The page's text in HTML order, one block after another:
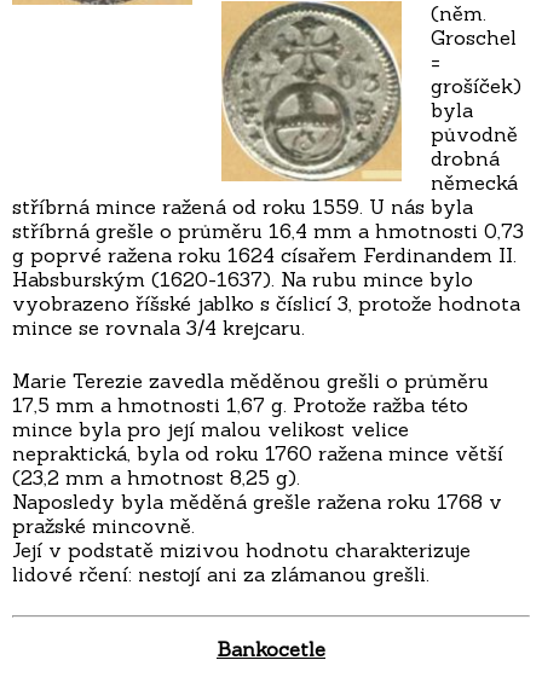
(něm.
Groschel
=
grošíček)
byla
původně
drobná
německá
stříbrná mince ražená od roku 1559. U nás byla
stříbrná grešle o průměru 16,4 mm a hmotnosti 0,73
g poprvé ražena roku 1624 císařem Ferdinandem II.
Habsburským (1620-1637). Na rubu mince bylo
vyobrazeno říšské jablko s číslicí 3, protože hodnota
mince se rovnala 3/4 krejcaru.
Marie Terezie zavedla měděnou grešli o průměru
17,5 mm a hmotnosti 1,67 g. Protože ražba této
mince byla pro její malou velikost velice
nepraktická, byla od roku 1760 ražena mince větší
(23,2 mm a hmotnost 8,25 g).
Naposledy byla měděná grešle ražena roku 1768 v
pražské mincovně.
Její v podstatě mizivou hodnotu charakterizuje
lidové rčení: nestojí ani za zlámanou grešli.
Bankocetle